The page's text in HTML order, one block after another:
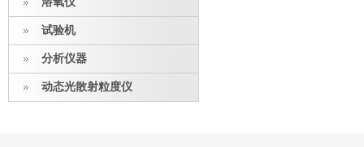
试验机
分析仪器
动态光散射粒度仪